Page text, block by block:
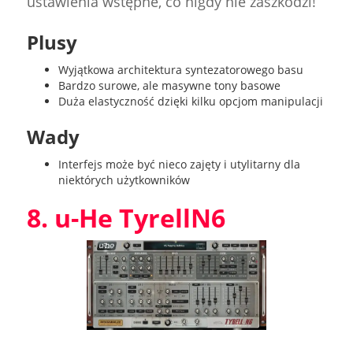
Plusy
Wyjątkowa architektura syntezatorowego basu
Bardzo surowe, ale masywne tony basowe
Duża elastyczność dzięki kilku opcjom manipulacji
Wady
Interfejs może być nieco zajęty i utylitarny dla
niektórych użytkowników
8. u-He TyrellN6